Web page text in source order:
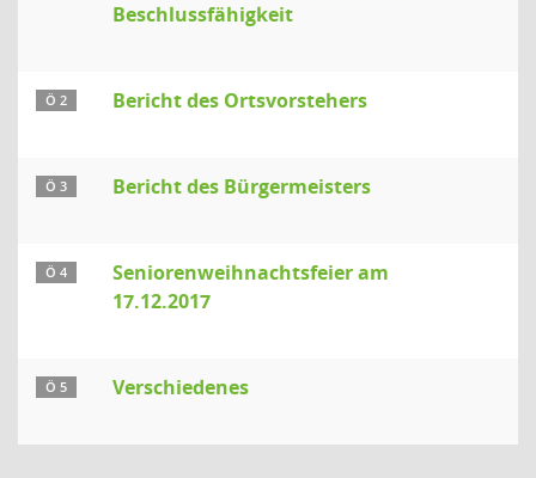
Beschlussfähigkeit
Ö 2 Bericht des Ortsvorstehers
Ö 3 Bericht des Bürgermeisters
Ö 4
Seniorenweihnachtsfeier am
17.12.2017
Ö 5 Verschiedenes